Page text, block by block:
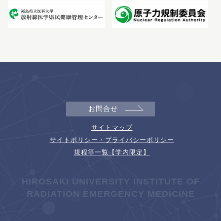
お問合せ
サイトマップ
サイトポリシー・プライバシーポリシー
規程等一覧【学内限定】
HIROSAKI UNIVERSITY INSTITUTE OF
RADIATION EMERGENCY MEDICINE